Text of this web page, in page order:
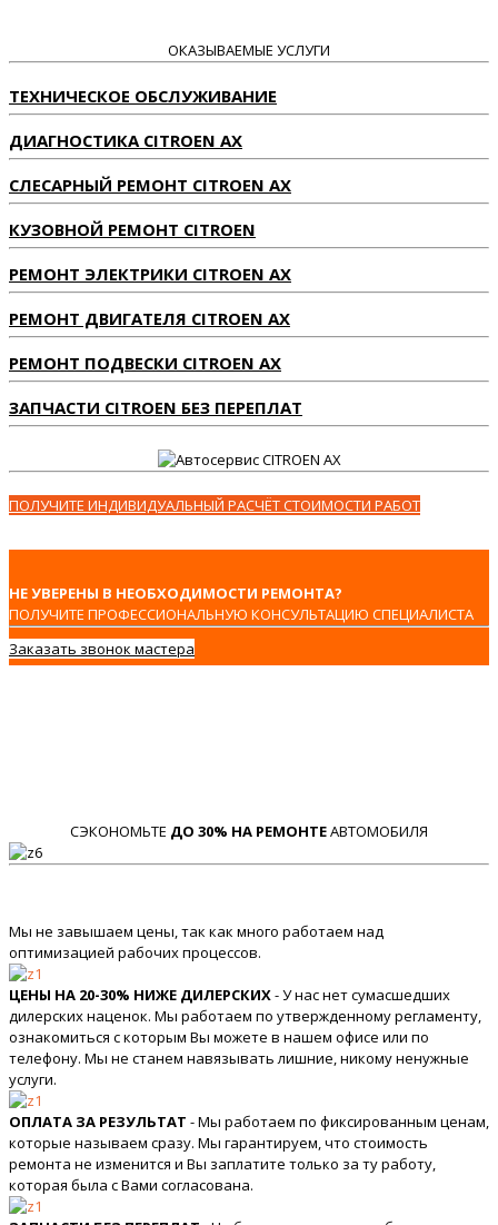
ОКАЗЫВАЕМЫЕ УСЛУГИ
ТЕХНИЧЕСКОЕ ОБСЛУЖИВАНИЕ
ДИАГНОСТИКА CITROEN AX
СЛЕСАРНЫЙ РЕМОНТ CITROEN AX
КУЗОВНОЙ РЕМОНТ CITROEN
РЕМОНТ ЭЛЕКТРИКИ CITROEN AX
РЕМОНТ ДВИГАТЕЛЯ CITROEN AX
РЕМОНТ ПОДВЕСКИ CITROEN AX
ЗАПЧАСТИ CITROEN БЕЗ ПЕРЕПЛАТ
ПОЛУЧИТЕ ИНДИВИДУАЛЬНЫЙ РАСЧЁТ СТОИМОСТИ РАБОТ
НЕ УВЕРЕНЫ В НЕОБХОДИМОСТИ РЕМОНТА?
ПОЛУЧИТЕ ПРОФЕССИОНАЛЬНУЮ КОНСУЛЬТАЦИЮ СПЕЦИАЛИСТА
Заказать звонок мастера
СЭКОНОМЬТЕ ДО 30% НА РЕМОНТЕАВТОМОБИЛЯ
Мы не завышаем цены, так как много работаем над
оптимизацией рабочих процессов.
ЦЕНЫ НА 20-30% НИЖЕ ДИЛЕРСКИХ- У нас нет сумасшедших
дилерских наценок. Мы работаем по утвержденному регламенту,
ознакомиться с которым Вы можете в нашем офисе или по
телефону. Мы не станем навязывать лишние, никому ненужные
услуги.
ОПЛАТА ЗА РЕЗУЛЬТАТ - Мы работаем по фиксированным ценам,
которые называем сразу. Мы гарантируем, что стоимость
ремонта не изменится и Вы заплатите только за ту работу,
которая была с Вами согласована.